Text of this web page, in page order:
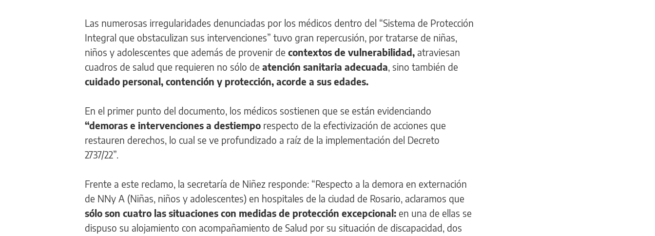
Las numerosas irregularidades denunciadas por los médicos dentro del “Sistema de Protección
Integral que obstaculizan sus intervenciones” tuvo gran repercusión, por tratarse de niñas,
niños y adolescentes que además de provenir de contextos de vulnerabilidad, atraviesan
cuadros de salud que requieren no sólo de atención sanitaria adecuada, sino también de
cuidado personal, contención y protección, acorde a sus edades.
En el primer punto del documento, los médicos sostienen que se están evidenciando
“demoras e intervenciones a destiempo respecto de la efectivización de acciones que
restauren derechos, lo cual se ve profundizado a raíz de la implementación del Decreto
2737/22”.
Frente a este reclamo, la secretaría de Niñez responde: “Respecto a la demora en externación
de NNy A (Niñas, niños y adolescentes) en hospitales de la ciudad de Rosario, aclaramos que
sólo son cuatro las situaciones con medidas de protección excepcional: en una de ellas se
dispuso su alojamiento con acompañamiento de Salud por su situación de discapacidad, dos